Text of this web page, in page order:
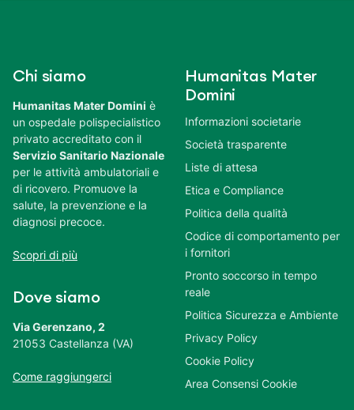
Chi siamo
Humanitas Mater Domini è
un ospedale polispecialistico
privato accreditato con il
Servizio Sanitario Nazionale
per le attività ambulatoriali e
di ricovero. Promuove la
salute, la prevenzione e la
diagnosi precoce.
Scopri di più
Dove siamo
Via Gerenzano, 2
21053 Castellanza (VA)
Come raggiungerci
Humanitas Mater
Domini
Informazioni societarie
Società trasparente
Liste di attesa
Etica e Compliance
Politica della qualità
Codice di comportamento per
i fornitori
Pronto soccorso in tempo
reale
Politica Sicurezza e Ambiente
Privacy Policy
Cookie Policy
Area Consensi Cookie